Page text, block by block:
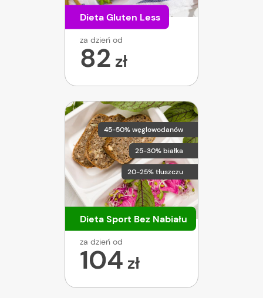
Dieta Gluten Less
za dzień od
82 zł
45-50% węglowodanów
25-30% białka
20-25% tłuszczu
Dieta Sport Bez Nabiału
za dzień od
104 zł